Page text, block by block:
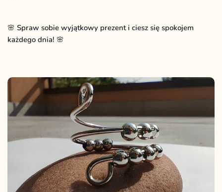
🌸Spraw sobie wyjątkowy prezent i ciesz się spokojem
każdego dnia! 🌸